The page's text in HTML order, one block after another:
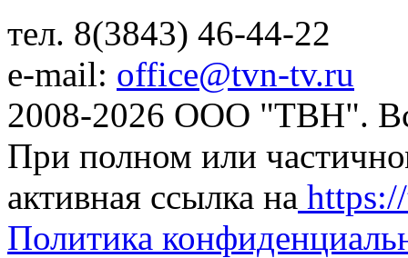
тел. 8(3843) 46-44-22
e-mail: office@tvn-tv.ru
2008-2026 ООО "ТВН".
При полном или
активная ссылка на
Политика